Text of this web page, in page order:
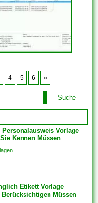
4 5 6 »
Suche
Personalausweis Vorlage
Kennen Müssen
Etikett Vorlage
Berücksichtigen Müssen